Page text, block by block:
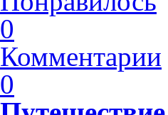
0
Комментарии
0